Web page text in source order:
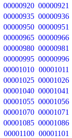
00000920 00000921
00000935 00000936
00000950 00000951
00000965 00000966
00000980 00000981
00000995 00000996
00001010 00001011
00001025 00001026
00001040 00001041
00001055 00001056
00001070 00001071
00001085 00001086
00001100 00001101